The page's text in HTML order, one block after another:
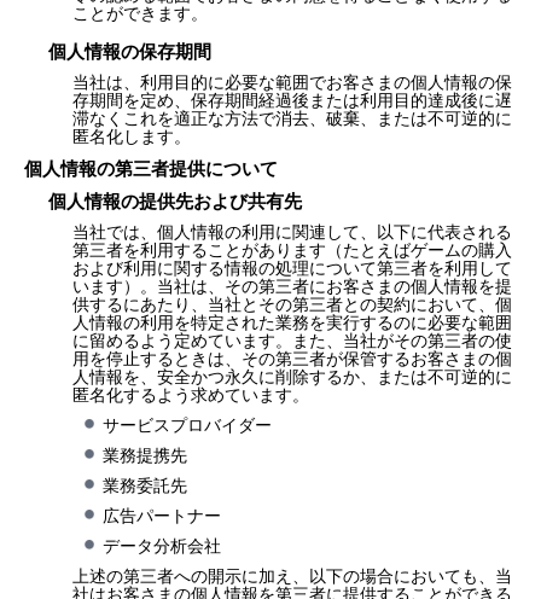
ことができます。
個人情報の保存期間
当社は、利用目的に必要な範囲でお客さまの個人情報の保
存期間を定め、保存期間経過後または利用目的達成後に遅
滞なくこれを適正な方法で消去、破棄、または不可逆的に
匿名化します。
個人情報の第三者提供について
個人情報の提供先および共有先
当社では、個人情報の利用に関連して、以下に代表される
第三者を利用することがあります（たとえばゲームの購入
および利用に関する情報の処理について第三者を利用して
います）。当社は、その第三者にお客さまの個人情報を提
供するにあたり、当社とその第三者との契約において、個
人情報の利用を特定された業務を実行するのに必要な範囲
に留めるよう定めています。また、当社がその第三者の使
用を停止するときは、その第三者が保管するお客さまの個
人情報を、安全かつ永久に削除するか、または不可逆的に
匿名化するよう求めています。
サービスプロバイダー
業務提携先
業務委託先
広告パートナー
データ分析会社
上述の第三者への開示に加え、以下の場合においても、当
社はお客さまの個人情報を第三者に提供することができる